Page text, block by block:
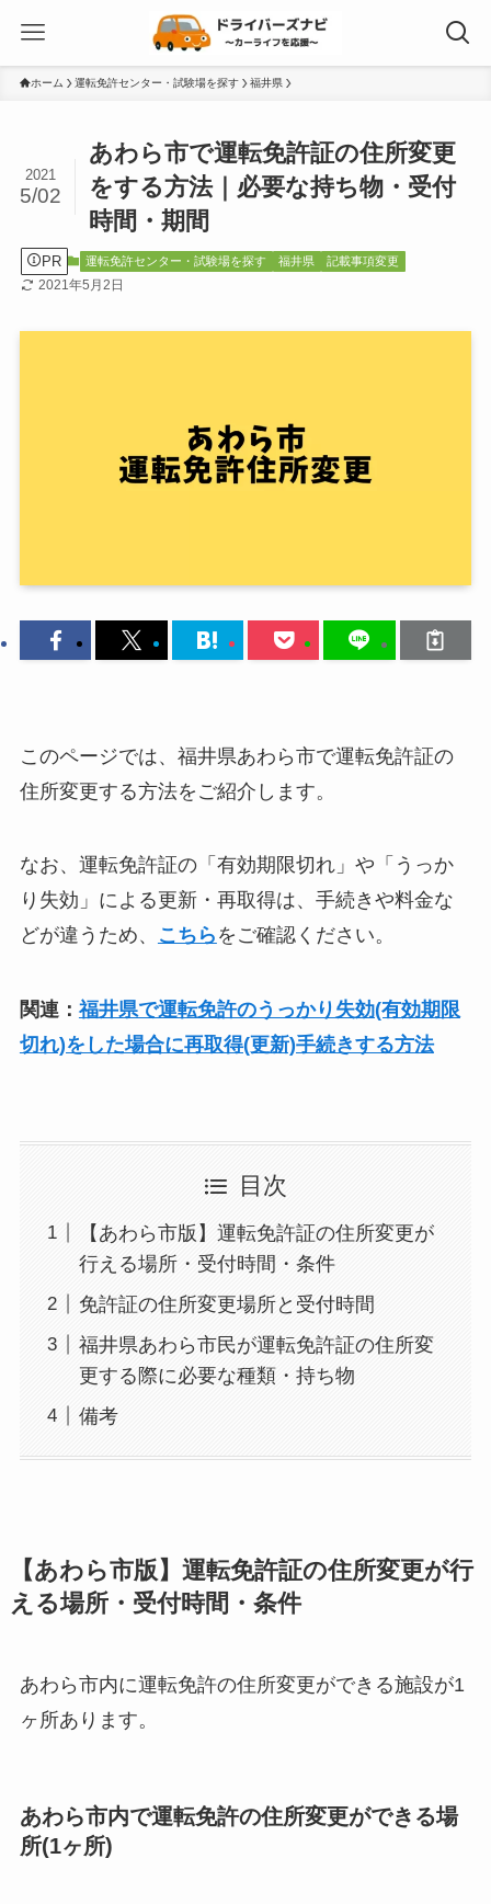
ホーム 運転免許センター・試験場を探す 福井県
あわら市で運転免許証の住所変更
をする方法｜必要な持ち物・受付
時間・期間
2021
5/02
PR 運転免許センター・試験場を探す 福井県 記載事項変更
2021年5月2日
このページでは、福井県あわら市で運転免許証の
住所変更する方法をご紹介します。
なお、運転免許証の「有効期限切れ」や「うっか
り失効」による更新・再取得は、手続きや料金な
どが違うため、
こちら をご確認ください。
関連： 福井県で運転免許のうっかり失効(有効期限
切れ)をした場合に再取得(更新)手続きする方法
目次
【あわら市版】運転免許証の住所変更が
行える場所・受付時間・条件
免許証の住所変更場所と受付時間
福井県あわら市民が運転免許証の住所変
更する際に必要な種類・持ち物
備考
【あわら市版】運転免許証の住所変更が行
える場所・受付時間・条件
あわら市内に運転免許の住所変更ができる施設が1
ヶ所あります。
あわら市内で運転免許の住所変更ができる場
所(1ヶ所)